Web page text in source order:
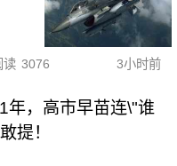
读 3076 3小时前
年，高市早苗连\"谁
提！